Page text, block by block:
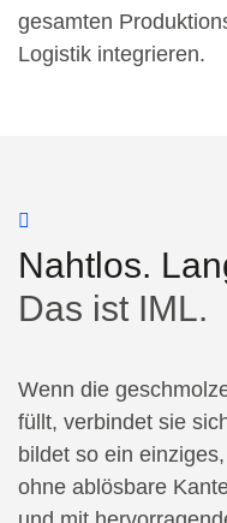
gesamten
Logistik integrieren.
Nahtlos.
Das ist IML.
Wenn die
füllt, verbindet sie
bildet so ein
ohne ablösbare